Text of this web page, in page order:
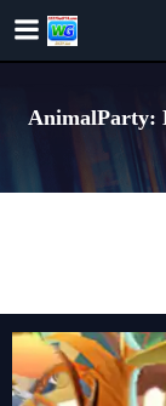
AnimalParty: